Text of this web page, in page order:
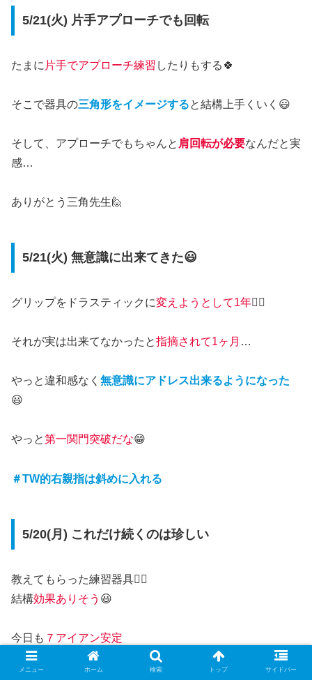
5/21(火) 片手アプローチでも回転
たまに 片手でアプローチ練習 したりもする🍀
そこで器具の三角形をイメージすると結構上手くいく😃
そして、アプローチでもちゃんと 肩回転が必要なんだと実
感…
ありがとう三角先生🙋
5/21(火) 無意識に出来てきた😃
グリップをドラスティックに変えようとして1年🏌️‍♂️
それが実は出来てなかったと指摘されて1ヶ月 …
やっと違和感なく 無意識にアドレス出来るようになった
😃
やっと第一関門突破だな😁
＃TW的右親指は斜めに入れる
5/20(月) これだけ続くのは珍しい
教えてもらった練習器具🏌️‍♂️
結構効果ありそう 😃
今日も ７アイアン安定
メニュー ホーム 検索 トップ サイドバー